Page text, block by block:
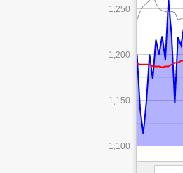
1,100
1,150
1,200
1,250